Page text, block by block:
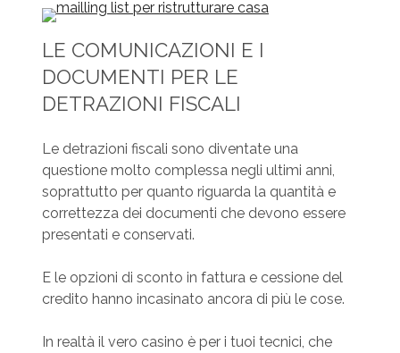
LE COMUNICAZIONI E I
DOCUMENTI PER LE
DETRAZIONI FISCALI
Le detrazioni fiscali sono diventate una
questione molto complessa negli ultimi anni,
soprattutto per quanto riguarda la quantità e
correttezza dei documenti che devono essere
presentati e conservati.
E le opzioni di sconto in fattura e cessione del
credito hanno incasinato ancora di più le cose.
In realtà il vero casino è per i tuoi tecnici, che